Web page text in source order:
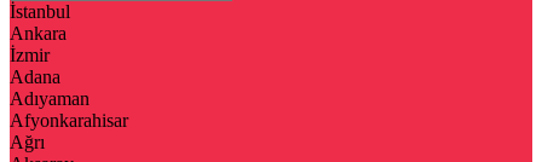
İstanbul
Ankara
İzmir
Adana
Adıyaman
Afyonkarahisar
Ağrı